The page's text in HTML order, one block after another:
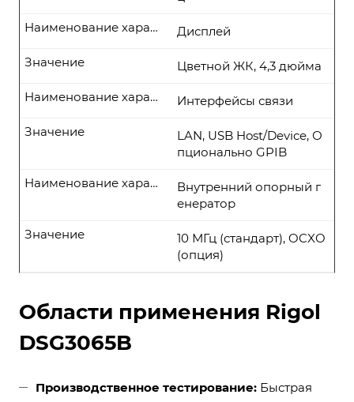
Дисплей
Наименование характеристики
Цветной ЖК, 4,3 дюйма
Значение
Интерфейсы связи
Наименование характеристики
LAN, USB Host/Device, О
пционально GPIB
Значение
Внутренний опорный г
енератор
Наименование характеристики
10 МГц (стандарт), OCXO
(опция)
Значение
Области применения Rigol
DSG3065B
Производственное тестирование: Быстрая